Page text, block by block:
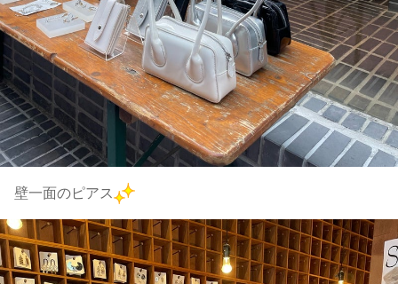
壁一面のピアス